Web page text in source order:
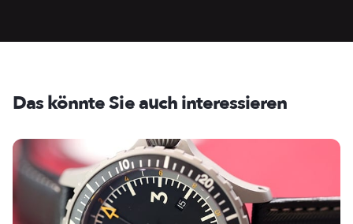
Das könnte Sie auch interessieren